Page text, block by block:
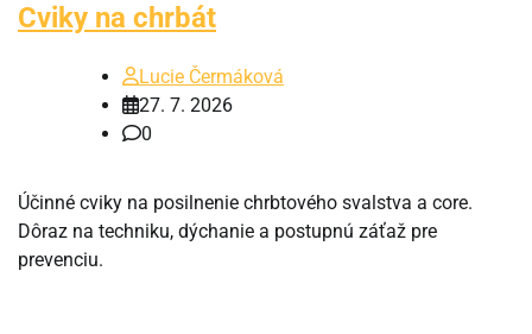
Cviky na chrbát
Lucie Čermáková
27. 7. 2026
0
Účinné cviky na posilnenie chrbtového svalstva a core.
Dôraz na techniku, dýchanie a postupnú záťaž pre
prevenciu.